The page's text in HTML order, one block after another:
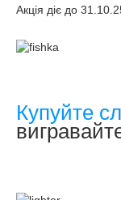
​Акція діє до
Купуйте